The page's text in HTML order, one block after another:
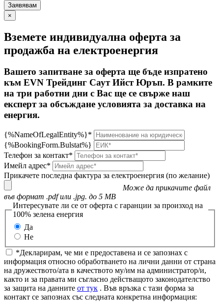
×
Вземете индивидуална оферта за
продажба на електроенергия
Вашето запитване за оферта ще бъде изпратено
към EVN Трейдинг Саут Ийст Юръп. В рамките
на три работни дни с Вас ще се свърже наш
експерт за обсъждане условията за доставка на
енергия.
{%NameOfLegalEntity%}*
{%BookingForm.Bulstat%}
Телефон за контакт*
Имейл адрес*
Прикачете последна фактура за електроенергия (по желание)
Може да прикачите файл
във формат .pdf или .jpg. до 5 MB
Интересувате ли се от оферта с гаранции за произход на
100% зелена енергия
Да
Не
*Декларирам, че ми е предоставена и се запознах с
информация относно обработването на лични данни от страна
на дружеството/ата в качеството му/им на администратор/и,
както и за правата ми съгласно действащото законодателство
за защита на данните от тук . Във връзка с тази форма за
контакт се запознах със следната конкретна информация: